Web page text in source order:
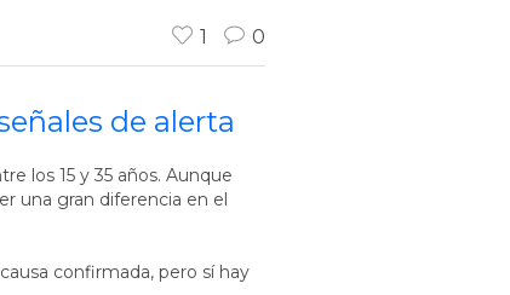
1 0
de alerta
los 15 y 35 años. Aunque
una gran diferencia en el
confirmada, pero sí hay